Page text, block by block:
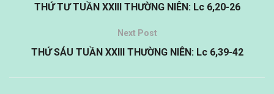
THỨ TƯ TUẦN XXIII THƯỜNG NIÊN: Lc 6,20-26
Next Post
THỨ SÁU TUẦN XXIII THƯỜNG NIÊN: Lc 6,39-42